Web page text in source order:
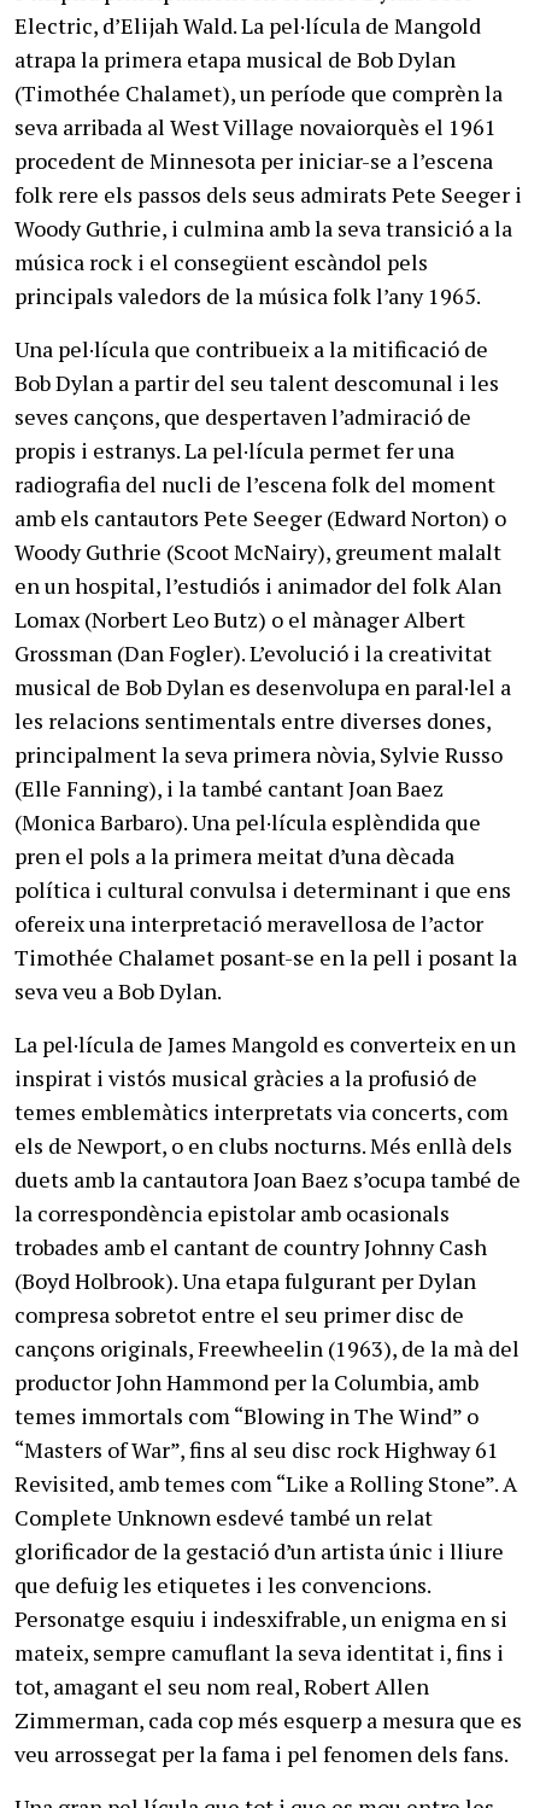
Electric, d’Elijah Wald. La pel·lícula de Mangold
atrapa la primera etapa musical de Bob Dylan
(Timothée Chalamet), un període que comprèn la
seva arribada al West Village novaiorquès el 1961
procedent de Minnesota per iniciar-se a l’escena
folk rere els passos dels seus admirats Pete Seeger i
Woody Guthrie, i culmina amb la seva transició a la
música rock i el consegüent escàndol pels
principals valedors de la música folk l’any 1965.
Una pel·lícula que contribueix a la mitificació de
Bob Dylan a partir del seu talent descomunal i les
seves cançons, que despertaven l’admiració de
propis i estranys. La pel·lícula permet fer una
radiografia del nucli de l’escena folk del moment
amb els cantautors Pete Seeger (Edward Norton) o
Woody Guthrie (Scoot McNairy), greument malalt
en un hospital, l’estudiós i animador del folk Alan
Lomax (Norbert Leo Butz) o el mànager Albert
Grossman (Dan Fogler). L’evolució i la creativitat
musical de Bob Dylan es desenvolupa en paral·lel a
les relacions sentimentals entre diverses dones,
principalment la seva primera nòvia, Sylvie Russo
(Elle Fanning), i la també cantant Joan Baez
(Monica Barbaro). Una pel·lícula esplèndida que
pren el pols a la primera meitat d’una dècada
política i cultural convulsa i determinant i que ens
ofereix una interpretació meravellosa de l’actor
Timothée Chalamet posant-se en la pell i posant la
seva veu a Bob Dylan.
La pel·lícula de James Mangold es converteix en un
inspirat i vistós musical gràcies a la profusió de
temes emblemàtics interpretats via concerts, com
els de Newport, o en clubs nocturns. Més enllà dels
duets amb la cantautora Joan Baez s’ocupa també de
la correspondència epistolar amb ocasionals
trobades amb el cantant de country Johnny Cash
(Boyd Holbrook). Una etapa fulgurant per Dylan
compresa sobretot entre el seu primer disc de
cançons originals, Freewheelin (1963), de la mà del
productor John Hammond per la Columbia, amb
temes immortals com “Blowing in The Wind” o
“Masters of War”, fins al seu disc rock Highway 61
Revisited, amb temes com “Like a Rolling Stone”. A
Complete Unknown esdevé també un relat
glorificador de la gestació d’un artista únic i lliure
que defuig les etiquetes i les convencions.
Personatge esquiu i indesxifrable, un enigma en si
mateix, sempre camuflant la seva identitat i, fins i
tot, amagant el seu nom real, Robert Allen
Zimmerman, cada cop més esquerp a mesura que es
veu arrossegat per la fama i pel fenomen dels fans.